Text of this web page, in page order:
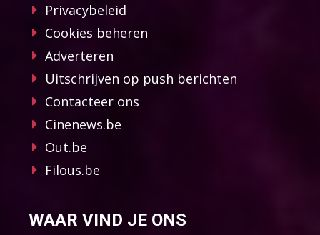
Privacybeleid
Cookies beheren
Adverteren
Uitschrijven op push berichten
Contacteer ons
Cinenews.be
Out.be
Filous.be
WAAR VIND JE ONS